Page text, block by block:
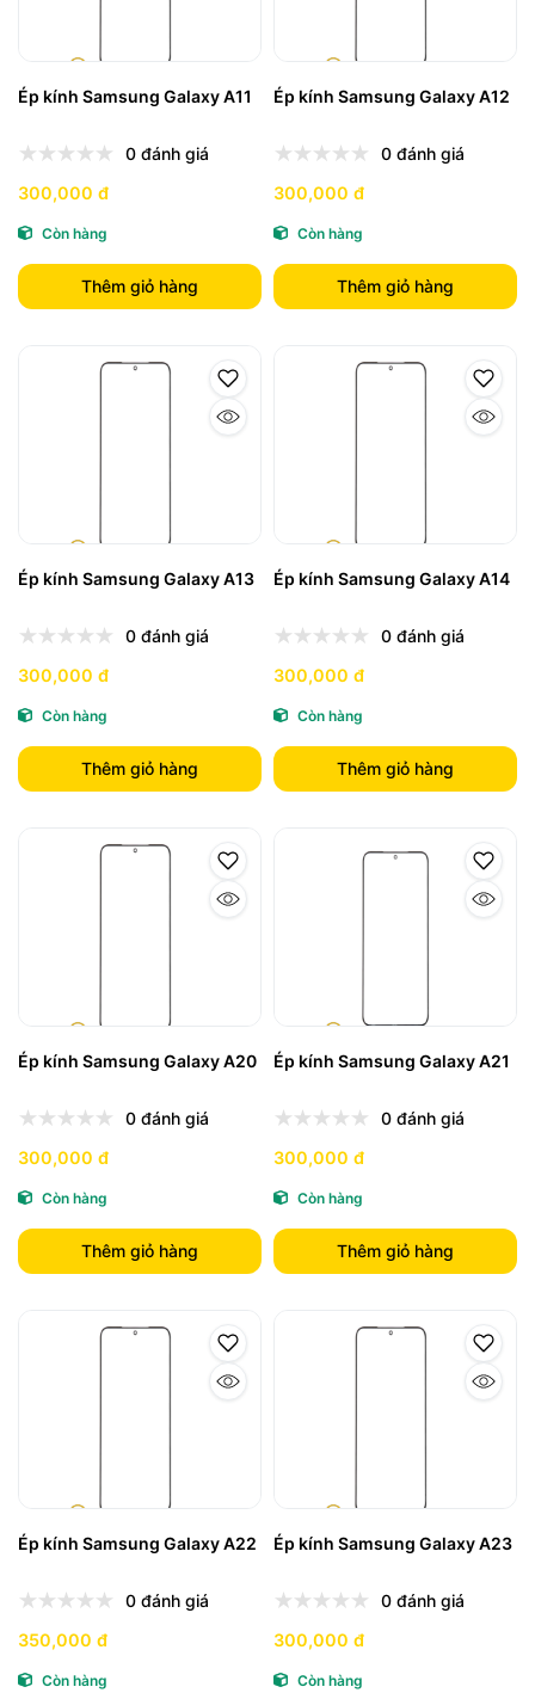
Ép kính Samsung Galaxy A11
0 đánh giá
300,000 đ
Còn hàng
Thêm giỏ hàng
Ép kính Samsung Galaxy A12
0 đánh giá
300,000 đ
Còn hàng
Thêm giỏ hàng
Ép kính Samsung Galaxy A13
0 đánh giá
300,000 đ
Còn hàng
Thêm giỏ hàng
Ép kính Samsung Galaxy A14
0 đánh giá
300,000 đ
Còn hàng
Thêm giỏ hàng
Ép kính Samsung Galaxy A20
0 đánh giá
300,000 đ
Còn hàng
Thêm giỏ hàng
Ép kính Samsung Galaxy A21
0 đánh giá
300,000 đ
Còn hàng
Thêm giỏ hàng
Ép kính Samsung Galaxy A22
0 đánh giá
350,000 đ
Còn hàng
Ép kính Samsung Galaxy A23
0 đánh giá
300,000 đ
Còn hàng